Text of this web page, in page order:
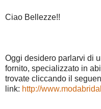
Ciao Bellezze!!
Oggi desidero parlarvi di
fornito, specializzato in
trovate cliccando il
link: http://